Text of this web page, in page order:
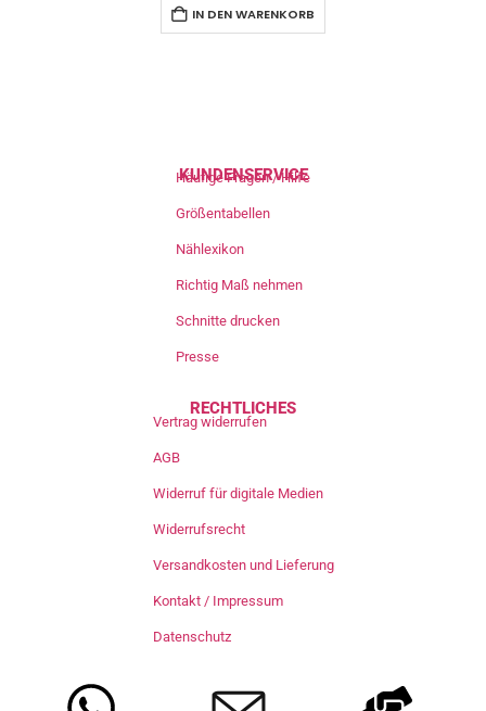
IN DEN WARENKORB
KUNDENSERVICE
Häufige Fragen / Hilfe
Größentabellen
Nählexikon
Richtig Maß nehmen
Schnitte drucken
Presse
RECHTLICHES
Vertrag widerrufen
AGB
Widerruf für digitale Medien
Widerrufsrecht
Versandkosten und Lieferung
Kontakt / Impressum
Datenschutz